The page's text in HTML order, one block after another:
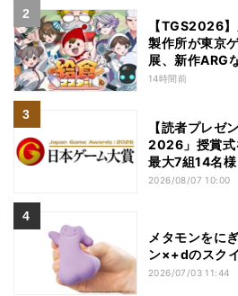
【TGS2026
製作所が東京
展、新作ARG
14時間前
【読者プレゼ
2026」授賞式
最大7組14名様
2026/08/07 10:00
メタモンをに
ン×+dのスク
2026/07/03 11:44